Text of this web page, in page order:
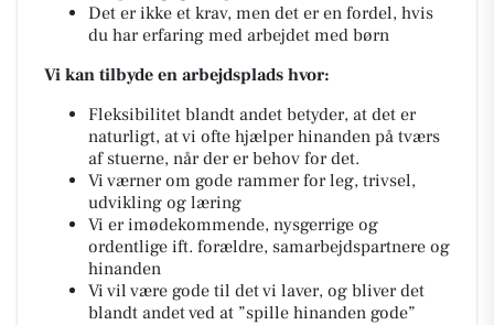
Det er ikke et krav, men det er en fordel, hvis
du har erfaring med arbejdet med børn
Vi kan tilbyde en arbejdsplads hvor:
Fleksibilitet blandt andet betyder, at det er
naturligt, at vi ofte hjælper hinanden på tværs
af stuerne, når der er behov for det.
Vi værner om gode rammer for leg, trivsel,
udvikling og læring
Vi er imødekommende, nysgerrige og
ordentlige ift. forældre, samarbejdspartnere og
hinanden
Vi vil være gode til det vi laver, og bliver det
blandt andet ved at ”spille hinanden gode”